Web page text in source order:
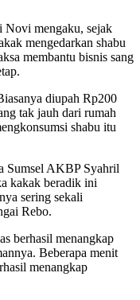
Novi mengaku, sejak
mengedarkan shabu
membantu bisnis sang
diupah Rp200
tak jauh dari rumah
shabu itu
Sumsel AKBP Syahril
kakak beradik ini
sering sekali
Rebo.
berhasil menangkap
Beberapa menit
menangkap